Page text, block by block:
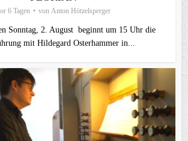
6 Tagen von Anton Hötzelsperger
Sonntag, 2. August beginnt um 15 Uhr die
mit Hildegard Osterhammer in...